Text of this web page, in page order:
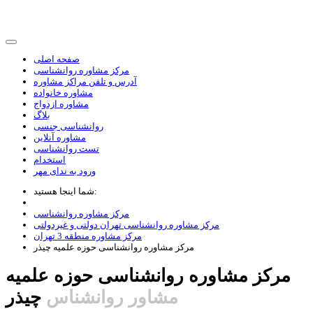
صفحه اصلی
مرکز مشاوره روانشناسی
آدرس و تلفن مراکز مشاوره
مشاوره خانواده
مشاوره ازدواج
بلاگ
روانشناسی جنسی
مشاوره آنلاین
تست روانشناسی
استخدام
ورود به ندای مهر
شما اینجا هستید:
مرکز مشاوره روانشناسی
مرکز مشاوره روانشناسی تهران دولتی و غیردولتی
مرکز مشاوره منطقه 3 تهران
مرکز مشاوره روانشناسی حوزه علمیه چیذر
مرکز مشاوره روانشناسی حوزه علمیه
مشاور روانشناس